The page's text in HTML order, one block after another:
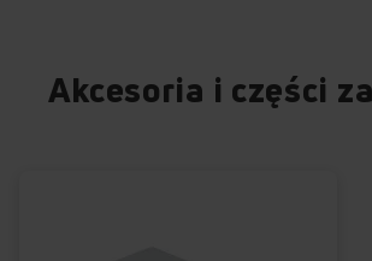
Akcesoria i części